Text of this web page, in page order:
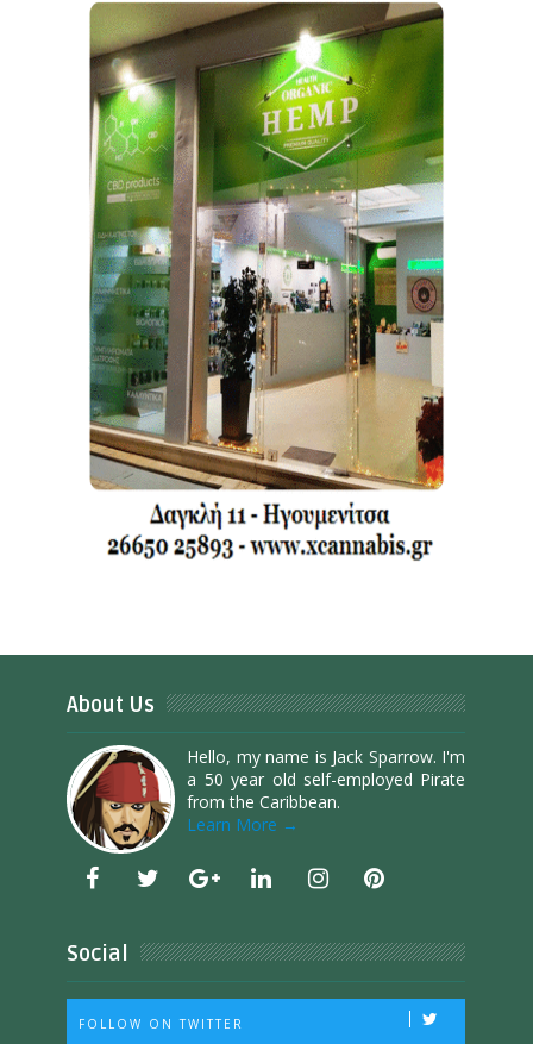
About Us
Hello, my name is Jack Sparrow. I'm
a 50 year old self-employed Pirate
from the Caribbean.
Learn More →
Social
FOLLOW ON TWITTER